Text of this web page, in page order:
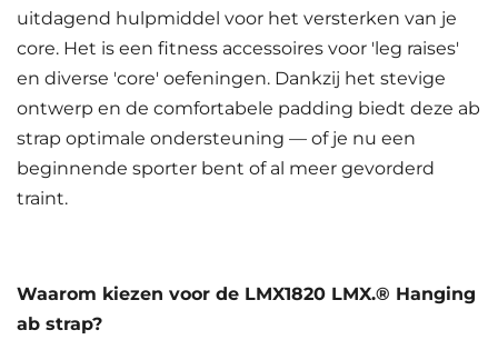
uitdagend hulpmiddel voor het versterken van je
core. Het is een fitness accessoires voor 'leg raises'
en diverse 'core' oefeningen. Dankzij het stevige
ontwerp en de comfortabele padding biedt deze ab
strap optimale ondersteuning — of je nu een
beginnende sporter bent of al meer gevorderd
traint.
Waarom kiezen voor de LMX1820 LMX.® Hanging
ab strap?